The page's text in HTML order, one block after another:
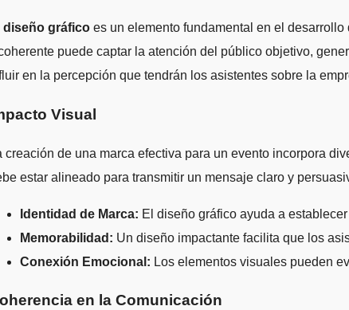
diseño gráfico es un elemento fundamental en el
puede captar la atención del público objetivo,
en la percepción que tendrán los asistentes sobre la
Visual
creación de una marca efectiva para un evento incorpora
estar alineado para transmitir un mensaje claro y
Identidad de Marca: El diseño gráfico ayuda a
Memorabilidad: Un diseño impactante facilita que los
Conexión Emocional: Los elementos visuales pueden
en la Comunicación